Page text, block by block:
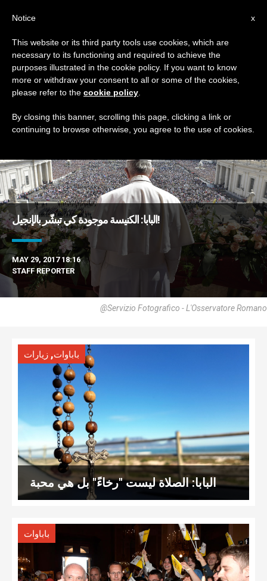
DAY
May 29th, 2017
DERNIÈRES NOUVELLES
البابا: الكنيسة موجودة كي تبشّر بالإنجيل!
MAY 29, 2017 18:16
STAFF REPORTER
@Servizio Fotografico - L'Osservatore Romano
باباوات, زيارات
البابا: الصلاة ليست "رخاءً" بل هي محبة
باباوات
x
Notice
This website or its third party tools use cookies, which are
necessary to its functioning and required to achieve the
purposes illustrated in the cookie policy. If you want to know
more or withdraw your consent to all or some of the cookies,
please refer to the cookie policy
By closing this banner, scrolling this page, clicking a link or
continuing to browse otherwise, you agree to the use of cookies.